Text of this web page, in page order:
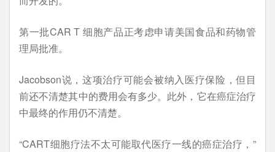
第一批CAR T 细胞产品正考虑申请美国食品和药物管
理局批准。
Jacobson说，这项治疗可能会被纳入医疗保险，但目
前还不清楚其中的费用会有多少。此外，它在癌症治疗
中最终的作用仍不清楚。
“CART细胞疗法不太可能取代医疗一线的癌症治疗，”